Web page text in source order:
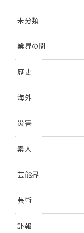
未分類
業界の闇
歴史
海外
災害
素人
芸能界
芸術
訃報